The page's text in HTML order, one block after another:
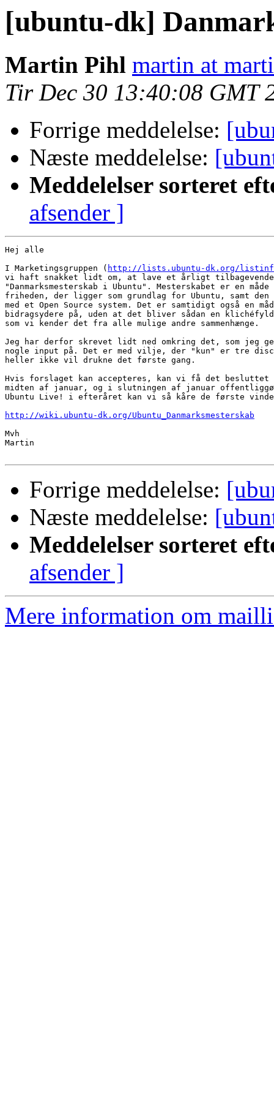
[ubuntu-dk]
Martin Pihl martin at
Tir Dec 30 13:40:08 GMT
Forrige meddelelse:
Næste meddelelse:
Meddelelser sorteret
afsender ]
Hej alle
I Marketingsgruppen ( http://lists.ubuntu-dk.org/
vi haft snakket lidt om, at lave et årligt
"Danmarksmesterskab i Ubuntu". Mesterskabet er en
friheden, der ligger som grundlag for Ubuntu, samt
med et Open Source system. Det er samtidigt også en
bidragsydere på, uden at det bliver sådan en
som vi kender det fra alle mulige andre sammenhænge.
Jeg har derfor skrevet lidt ned omkring det, som jeg
nogle input på. Det er med vilje, der "kun" er tre
heller ikke vil drukne det første gang.
Hvis forslaget kan accepteres, kan vi få det besluttet
midten af januar, og i slutningen af januar
Ubuntu Live! i efteråret kan vi så kåre de første
http://wiki.ubuntu-dk.org/Ubuntu_Danmarksmesterskab
Mvh
Martin
Forrige meddelelse:
Næste meddelelse:
Meddelelser sorteret
afsender ]
Mere information om